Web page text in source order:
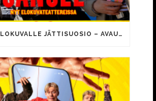
CANCEL-ELOKUVALLE JÄTTISUOSIO – AVAUSPÄIVÄNÄ JO 15 492 KATSOJAA!